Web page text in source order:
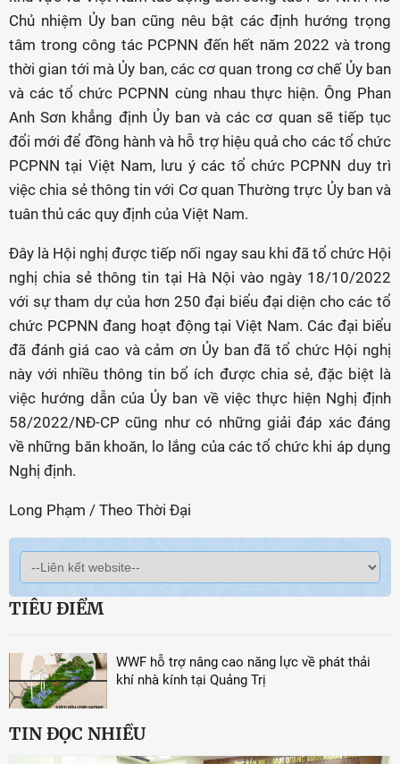
Chủ nhiệm Ủy ban cũng nêu bật các định hướng trọng
tâm trong công tác PCPNN đến hết năm 2022 và trong
thời gian tới mà Ủy ban, các cơ quan trong cơ chế Ủy ban
và các tổ chức PCPNN cùng nhau thực hiện. Ông Phan
Anh Sơn khẳng định Ủy ban và các cơ quan sẽ tiếp tục
đổi mới để đồng hành và hỗ trợ hiệu quả cho các tổ chức
PCPNN tại Việt Nam, lưu ý các tổ chức PCPNN duy trì
việc chia sẻ thông tin với Cơ quan Thường trực Ủy ban và
tuân thủ các quy định của Việt Nam.
Đây là Hội nghị được tiếp nối ngay sau khi đã tổ chức Hội
nghị chia sẻ thông tin tại Hà Nội vào ngày 18/10/2022
với sự tham dự của hơn 250 đại biểu đại diện cho các tổ
chức PCPNN đang hoạt động tại Việt Nam. Các đại biểu
đã đánh giá cao và cảm ơn Ủy ban đã tổ chức Hội nghị
này với nhiều thông tin bổ ích được chia sẻ, đặc biệt là
việc hướng dẫn của Ủy ban về việc thực hiện Nghị định
58/2022/NĐ-CP cũng như có những giải đáp xác đáng
về những băn khoăn, lo lắng của các tổ chức khi áp dụng
Nghị định.
Long Phạm / Theo Thời Đại
TIÊU ĐIỂM
WWF hỗ trợ nâng cao năng lực về phát thải
khí nhà kính tại Quảng Trị
TIN ĐỌC NHIỀU